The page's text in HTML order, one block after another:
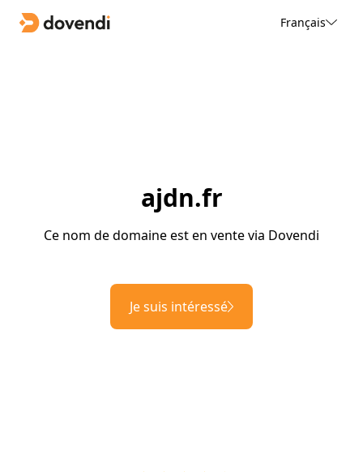
Français
ajdn.fr
Ce nom de domaine est en vente via Dovendi
Je suis intéressé